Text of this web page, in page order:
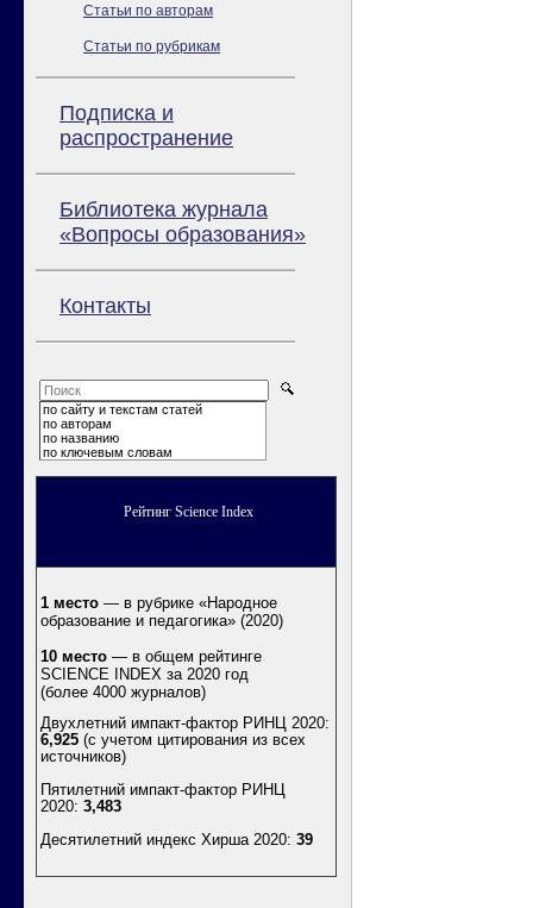
Статьи по авторам
Статьи по рубрикам
Подписка и
распространение
Библиотека журнала
«Вопросы образования»
Контакты
по сайту и текстам статей
по авторам
по названию
по ключевым словам
Рейтинг Science Index
1 место — в рубрике «Народное
образование и педагогика» (2020)
10 место — в общем рейтинге
SCIENCE INDEX за 2020 год
(более 4000 журналов)
Двухлетний импакт-фактор РИНЦ 2020:
6,925 (с учетом цитирования из всех
источников)
Пятилетний импакт-фактор РИНЦ
2020: 3,483
Десятилетний индекс Хирша 2020: 39